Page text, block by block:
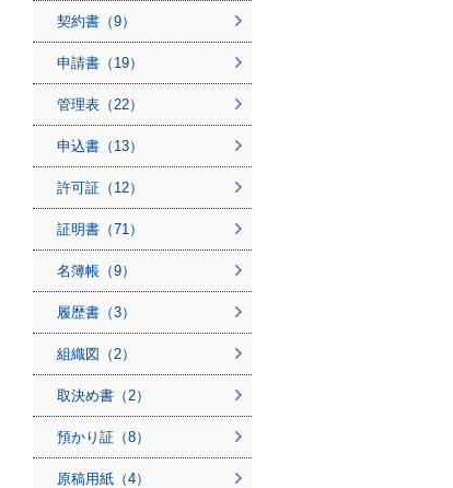
契約書（9）
申請書（19）
管理表（22）
申込書（13）
許可証（12）
証明書（71）
名簿帳（9）
履歴書（3）
組織図（2）
取決め書（2）
預かり証（8）
原稿用紙（4）